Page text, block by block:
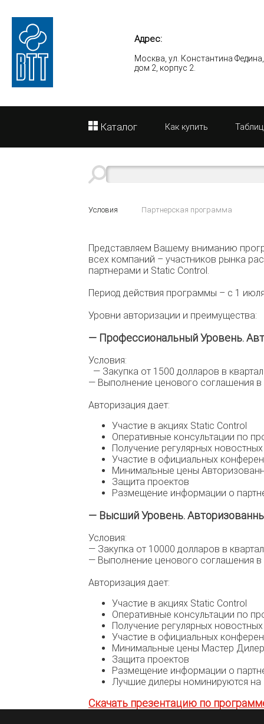
Адрес:
Москва, ул. Константина Федина,
дом 2, корпус 2.
Каталог Как купить
Условия Партнерская программа
Представляем Вашему вниманию
всех компаний – участников рынка
партнерами и Static Control.
Период действия программы – с 1
Уровни авторизации и преимущества:
— Профессиональный Уровень.
Условия:
— Закупка от 1500 долларов в
— Выполнение ценового соглашения
Авторизация дает:
Участие в акциях Static Control
Оперативные консультации по
Получение регулярных
Участие в официальных
Минимальные цены
Защита проектов
Размещение информации о
— Высший Уровень.
Условия:
— Закупка от 10000 долларов в
— Выполнение ценового соглашения
Авторизация дает:
Участие в акциях Static Control
Оперативные консультации по
Получение регулярных
Участие в официальных
Минимальные цены Мастер
Защита проектов
Размещение информации о
Лучшие дилеры номинируются на
Скачать презентацию по